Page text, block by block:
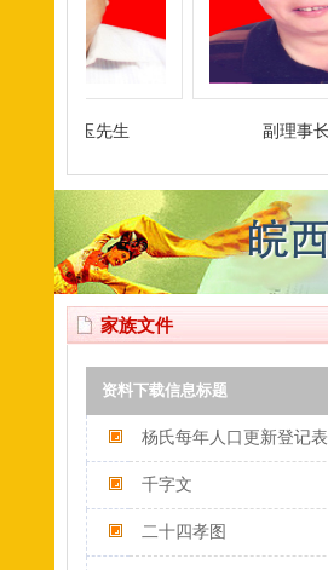
副理事长克华先生
家族文件
资料下载信息标题
杨氏每年人口更新登记表
千字文
二十四孝图